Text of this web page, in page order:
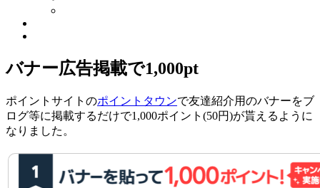
バナー広告掲載で1,000pt
ポイントサイトのポイントタウンで友達紹介用のバナーをブ
ログ等に掲載するだけで1,000ポイント(50円)が貰えるように
なりました。